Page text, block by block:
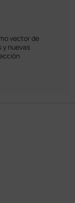
vector de
y nuevas